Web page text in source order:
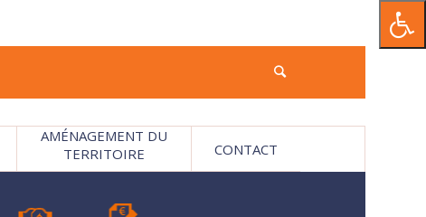
AMÉNAGEMENT DU
TERRITOIRE
CONTACT